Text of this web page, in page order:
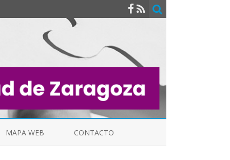
MAPA WEB CONTACTO